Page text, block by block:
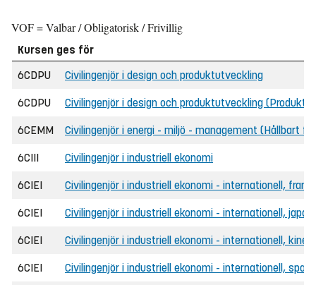
VOF = Valbar / Obligatorisk / Frivillig
Kursen ges för
6CDPU
Civilingenjör i design och produktutveckling
6CDPU Civilingenjör i design och produktutveckling
6CEMM Civilingenjör i energi - miljö - management (Hållbart
6CIII Civilingenjör i industriell ekonomi
6CIEI Civilingenjör i industriell ekonomi - internationell,
6CIEI Civilingenjör i industriell ekonomi - internationell,
6CIEI Civilingenjör i industriell ekonomi - internationell,
6CIEI Civilingenjör i industriell ekonomi - internationell,